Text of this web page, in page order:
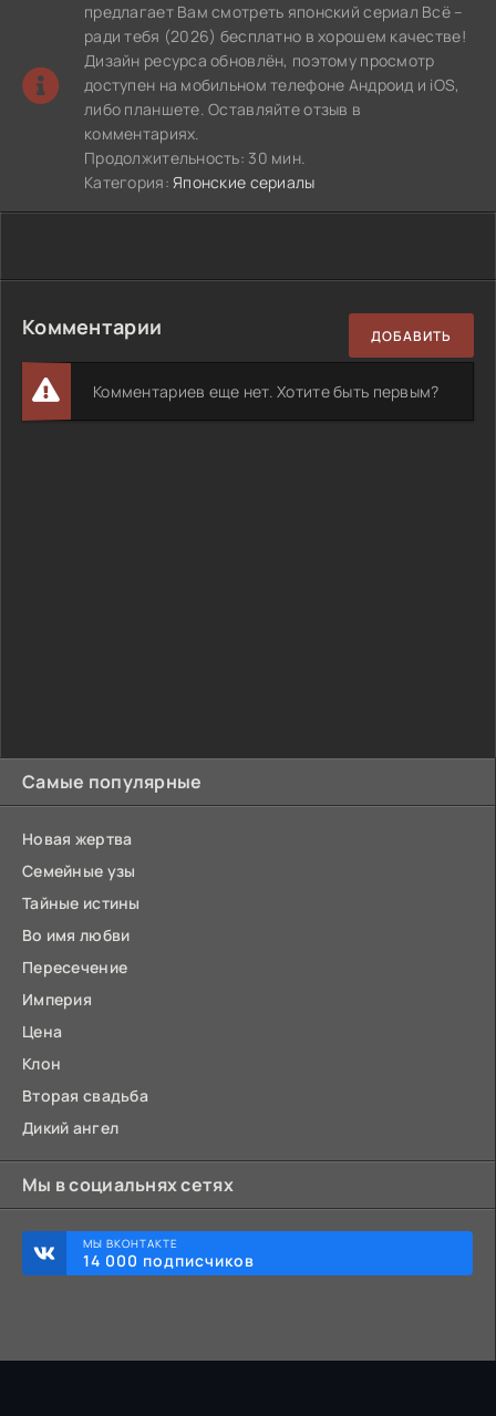
Самые популярные
Новая жертва
Семейные узы
Тайные истины
Во имя любви
Пересечение
Империя
Цена
Клон
Вторая свадьба
Дикий ангел
Мы в социальнях сетях
МЫ ВКОНТАКТЕ
14 000 подписчиков
предлагает Вам смотреть японский сериал Всё –
ради тебя (2026) бесплатно в хорошем качестве!
Дизайн ресурса обновлён, поэтому просмотр
доступен на мобильном телефоне Андроид и iOS,
либо планшете. Оставляйте отзыв в
комментариях.
Продолжительность: 30 мин.
Категория:Японские сериалы
Комментарии ДОБАВИТЬ
Комментариев еще нет. Хотите быть первым?